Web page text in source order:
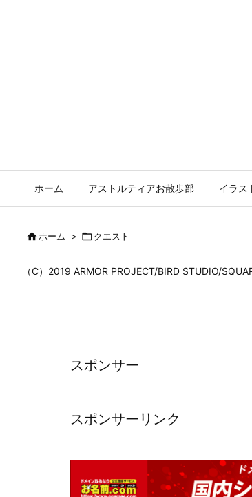
ホーム アストルティアお散歩部 イラス
ホーム > クエスト
（C）2019 ARMOR PROJECT/BIRD STUDIO/
スポンサー
スポンサーリンク